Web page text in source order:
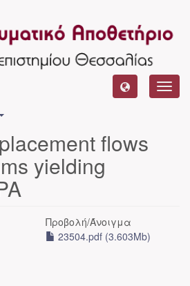
flows
yielding
Προβολή/Άνοιγμα
23504.pdf (3.603Mb)